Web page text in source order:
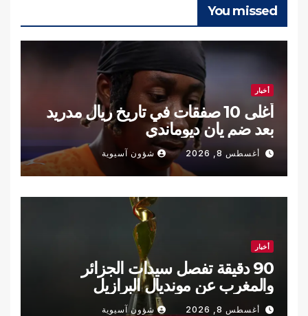
You missed
أخبار
أغلى 10 صفقات في تاريخ ريال مدريد
بعد ضم يان ديوماندي
أغسطس 8, 2026 شؤون آسيوية
أخبار
90 دقيقة تفصل سيدات الجزائر
والمغرب عن مونديال البرازيل
أغسطس 8, 2026 شؤون آسيوية